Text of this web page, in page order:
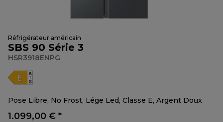
Réfrigérateur américain
SBS 90 Série 3
HSR3918ENPG
Pose Libre, No Frost, Lége Led, Classe E, Argent Doux
1.099,00 € *